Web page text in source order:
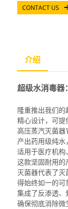
CONTACT US
介绍
超级水消毒器
隆重推出我们
精心设计，可提
高压蒸汽灭菌器
产出药用级纯水
适用于医疗机构
这款坚固耐用的
灭菌器代表了灭
得始终如一的
集成了反渗透、
确保彻底消除微